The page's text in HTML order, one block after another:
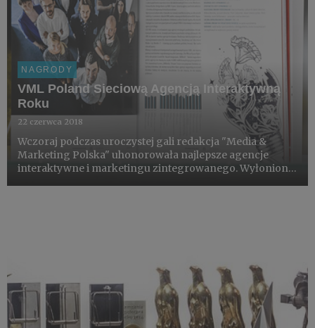
NAGRODY
VML Poland Sieciową Agencją Interaktywną
Roku
22 czerwca 2018
Wczoraj podczas uroczystej gali redakcja "Media &
Marketing Polska" uhonorowała najlepsze agencje
interaktywne i marketingu zintegrowanego. Wyłoniono